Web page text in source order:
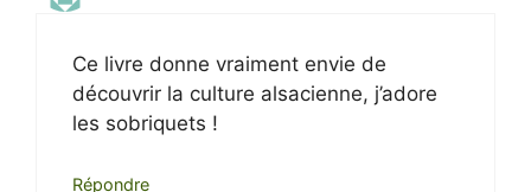
Ce livre donne vraiment envie de
découvrir la culture alsacienne, j’adore
les sobriquets !
Répondre